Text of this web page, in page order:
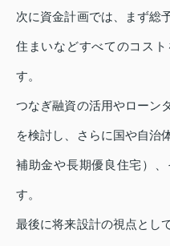
次に資金計画では、まず総
住まいなどすべてのコス
す。
つなぎ融資の活用やローン
を検討し、さらに国や自治
補助金や長期優良住宅）
す。
最後に将来設計の視点とし